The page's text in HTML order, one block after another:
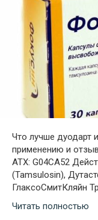
Что лучше дуодарт
применению и
ATX: G04CA52
(Tamsulosin),
ГлаксоСмитКляйн
Читать полностью